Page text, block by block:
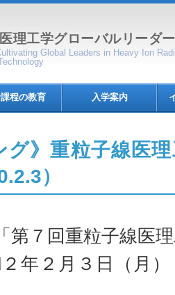
理工学グローバルリーダ
Global Leaders in Heavy Ion
程の教育 入学案内
グ》重粒子線医
）
第７回重粒子線医
年２月３日（月）